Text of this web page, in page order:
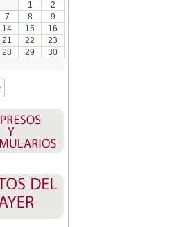
1
2
7 8
9
14 15
16
21 22
23
28 29
30